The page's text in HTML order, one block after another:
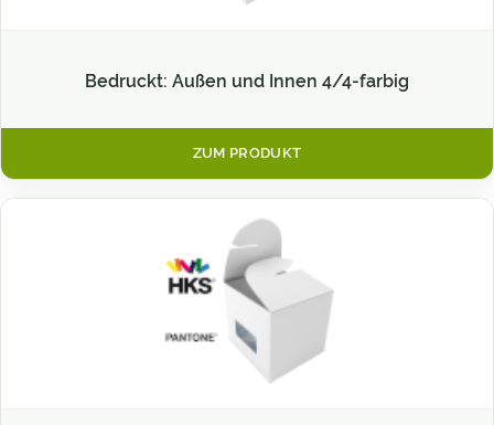
Bedruckt: Außen und Innen 4/4-farbig
ZUM PRODUKT